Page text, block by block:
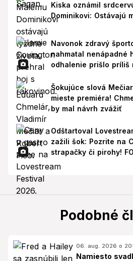
Kiska oznámil
Dominikovi: Ostávajú
Navonok zdravý
nahmatal nenápadné
odhalenie prišlo príliš
Šokujúce slová
mieste premiéra!
by mal návrh zvážiť
Odštartoval
zažili šok: Pozrite na
strapačky či pirohy!
Podobné
06. aug. 2026 o
Namiesto